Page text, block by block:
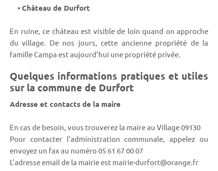
• Château de Durfort
En ruine, ce château est visible de loin quand on approche
du village. De nos jours, cette ancienne propriété de la
famille Campa est aujourd’hui une propriété privée.
Quelques informations pratiques et utiles
sur la commune de Durfort
Adresse et contacts de la maire
En cas de besoin, vous trouverez la maire au Village 09130
Pour contacter l’administration communale, appelez ou
envoyez un fax au numéro 05 61 67 00 07
L’adresse email de la mairie est mairie-durfort@orange.fr